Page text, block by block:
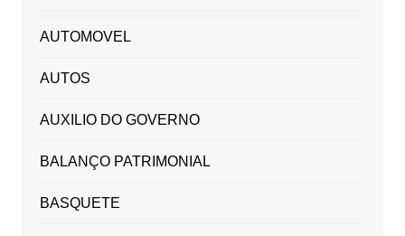
AUTOMOVEL
AUTOS
AUXILIO DO GOVERNO
BALANÇO PATRIMONIAL
BASQUETE